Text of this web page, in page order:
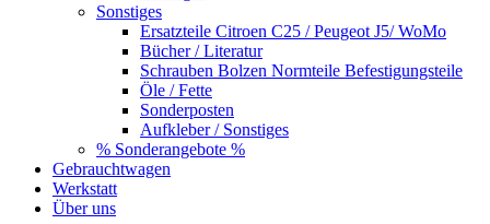
Sonstiges
Ersatzteile Citroen C25 / Peugeot J5/ WoMo
Bücher / Literatur
Schrauben Bolzen Normteile Befestigungsteile
Öle / Fette
Sonderposten
Aufkleber / Sonstiges
% Sonderangebote %
Gebrauchtwagen
Werkstatt
Über uns